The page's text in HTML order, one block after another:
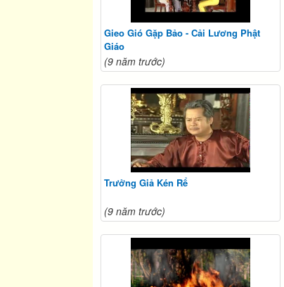
Gieo Gió Gặp Bảo - Cải Lương Phật
Giáo
(9 năm trước)
Trưởng Giả Kén Rể
(9 năm trước)